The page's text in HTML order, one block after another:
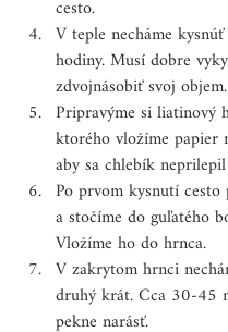
cesto.
V teple necháme
hodiny. Musí dobre
zdvojnásobiť svoj objem.
Pripravýme si liatinový
ktorého vložíme papier
aby sa chlebík
Po prvom kysnutí cesto
a stočíme do guľatého
Vložíme ho do hrnca.
V zakrytom hrnci
druhý krát. Cca 30-45
pekne narásť.